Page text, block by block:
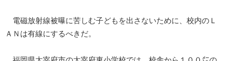
電磁放射線被曝に苦しむ子どもを出さないために、校内のＬ
ＡＮは有線にするべきだ。